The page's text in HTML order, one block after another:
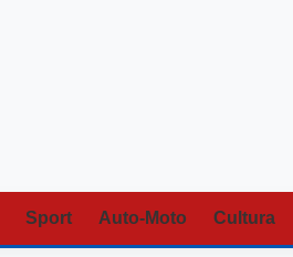
Sport Auto-Moto Cultura